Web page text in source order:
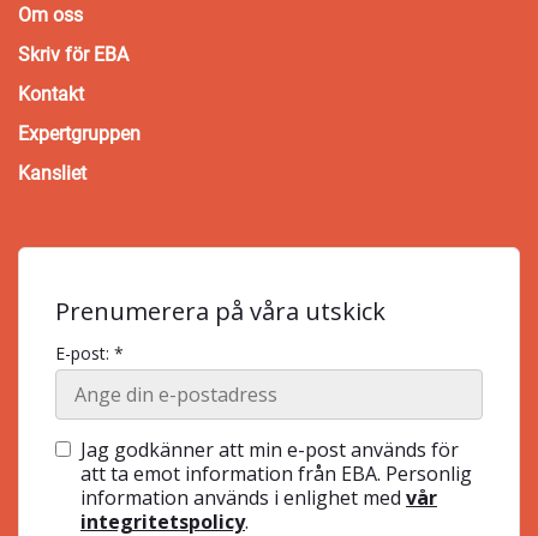
Om oss
Skriv för EBA
Kontakt
Expertgruppen
Kansliet
Prenumerera på våra utskick
E-post: *
Jag godkänner att min e-post används för
att ta emot information från EBA. Personlig
information används i enlighet med vår
integritetspolicy.